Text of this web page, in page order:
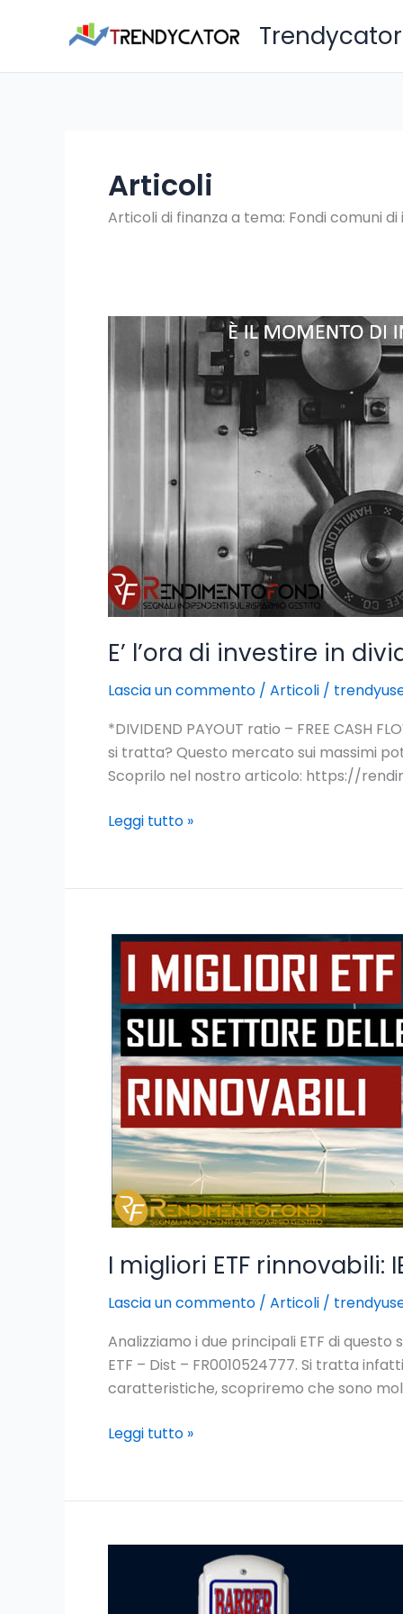
Trendycator
Articoli
Articoli di finanza a tema: Fondi comuni di
E’ l’ora di investire in
Lascia un commento / Articoli /
*DIVIDEND PAYOUT ratio – FREE CASH
si tratta? Questo mercato sui massimi
Scoprilo nel nostro articolo: https://
di
investire
dividendi?
Leggi tutto »
I migliori ETF rinnovabili:
Lascia un commento / Articoli /
Analizziamo i due principali ETF di questo
ETF – Dist – FR0010524777. Si tratta
caratteristiche, scopriremo che sono molto
ETF
rinnovabili:
IE00B1XNHC34
–
FR0010524777
Leggi tutto »